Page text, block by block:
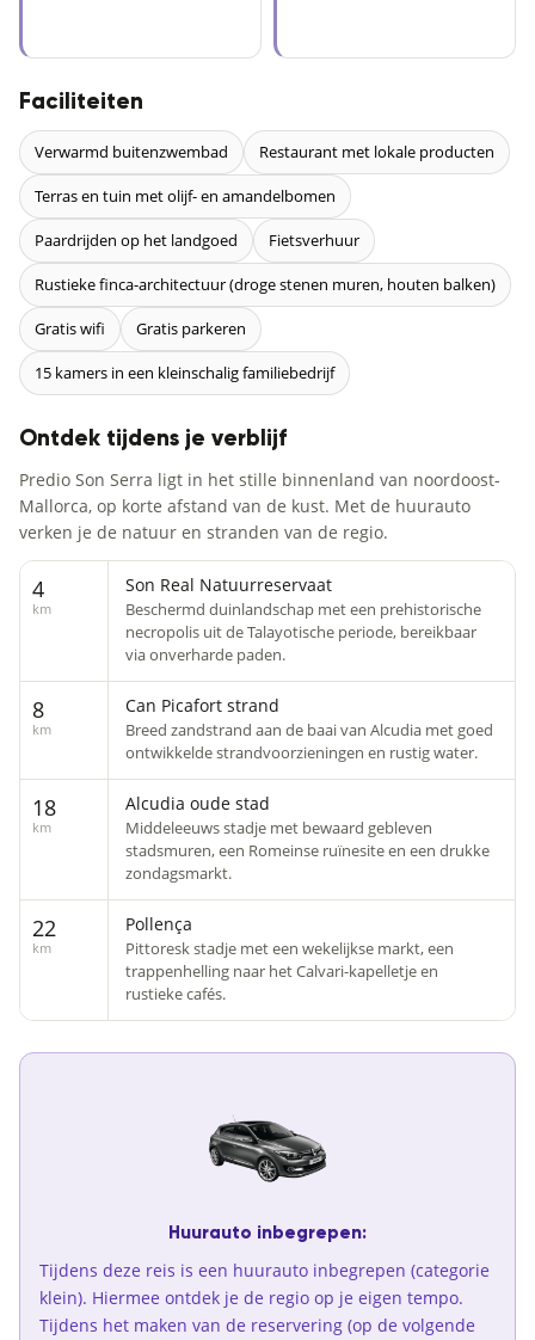
Faciliteiten
Verwarmd buitenzwembad Restaurant met lokale producten
Terras en tuin met olijf- en amandelbomen
Paardrijden op het landgoed Fietsverhuur
Rustieke finca-architectuur (droge stenen muren, houten balken)
Gratis wifi Gratis parkeren
15 kamers in een kleinschalig familiebedrijf
Ontdek tijdens je verblijf
Predio Son Serra ligt in het stille binnenland van noordoost-
Mallorca, op korte afstand van de kust. Met de huurauto
verken je de natuur en stranden van de regio.
4
km
Son Real Natuurreservaat
Beschermd duinlandschap met een prehistorische
necropolis uit de Talayotische periode, bereikbaar
via onverharde paden.
8
km
Can Picafort strand
Breed zandstrand aan de baai van Alcudia met goed
ontwikkelde strandvoorzieningen en rustig water.
18
km
Alcudia oude stad
Middeleeuws stadje met bewaard gebleven
stadsmuren, een Romeinse ruïnesite en een drukke
zondagsmarkt.
22
km
Pollença
Pittoresk stadje met een wekelijkse markt, een
trappenhelling naar het Calvari-kapelletje en
rustieke cafés.
Huurauto inbegrepen:
Tijdens deze reis is een huurauto inbegrepen (categorie
klein). Hiermee ontdek je de regio op je eigen tempo.
Tijdens het maken van de reservering (op de volgende